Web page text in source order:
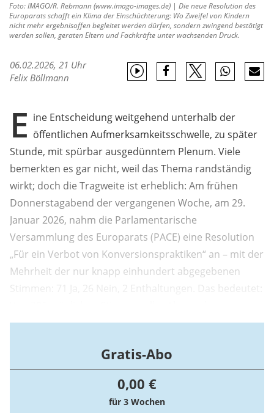
Foto: IMAGO/R. Rebmann (www.imago-images.de) | Die neue Resolution des
Europarats schafft ein Klima der Einschüchterung: Wo Zweifel von Kindern
nicht mehr ergebnisoffen begleitet werden dürfen, sondern zwingend bestätigt
werden sollen, geraten Eltern und Fachkräfte unter wachsenden Druck.
06.02.2026, 21 Uhr
Felix Böllmann
E ine Entscheidung weitgehend unterhalb der
öffentlichen Aufmerksamkeitsschwelle, zu später
Stunde, mit spürbar ausgedünntem Plenum. Viele
bemerkten es gar nicht, weil das Thema randständig
wirkt; doch die Tragweite ist erheblich: Am frühen
Donnerstagabend der vergangenen Woche, am 29.
Januar 2026, nahm die Parlamentarische
Versammlung des Europarats (PACE) eine Resolution
„Für ein Verbot von Konversionspraktiken“ an – mit der
Mehrheit der nur knapp einhundert abgegebenen
Stimmen: 71 Ja, 26 Nein, 2 Enthaltungen. Das bedeutet:
beteiligten sich lediglich 99.
Gratis-Abo
0,00 €
für 3 Wochen